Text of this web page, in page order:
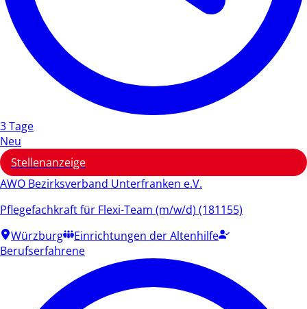
3 Tage
Neu
Stellenanzeige
AWO Bezirksverband Unterfranken e.V.
Pflegefachkraft für Flexi-Team (m/w/d) (181155)
Würzburg
Einrichtungen der Altenhilfe
Berufserfahrene